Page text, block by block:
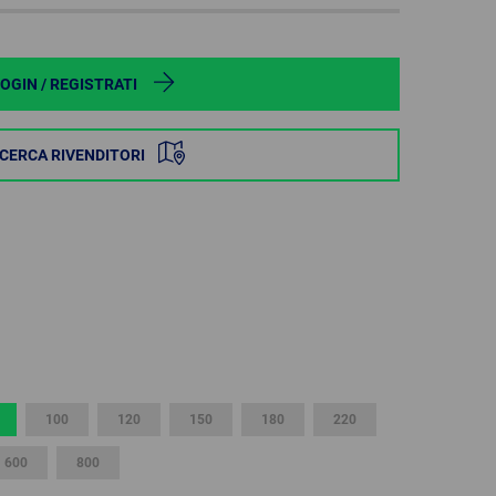
SWEDEN
SWITZERLAND
/ REGISTRATI
RIVENDITORI
100 120 150 180 220
600 800